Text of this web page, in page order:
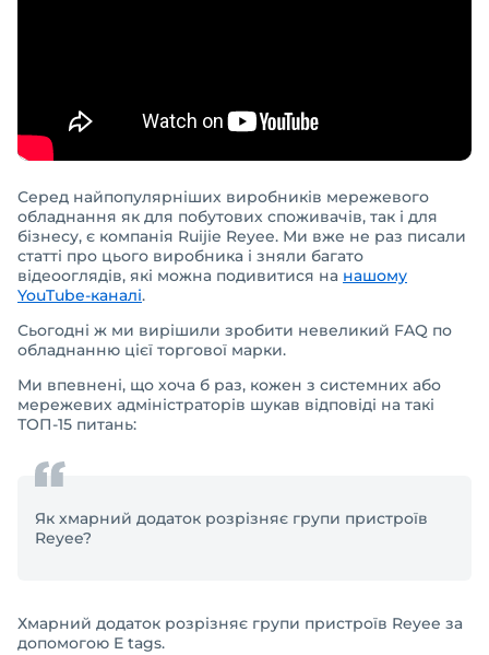
Серед найпопулярніших виробників мережевого
обладнання як для побутових споживачів, так і для
бізнесу, є компанія Ruijie Reyee. Ми вже не раз писали
статті про цього виробника і зняли багато
відеооглядів, які можна подивитися на нашому
YouTube-каналі.
Сьогодні ж ми вирішили зробити невеликий FAQ по
обладнанню цієї торгової марки.
Ми впевнені, що хоча б раз, кожен з системних або
мережевих адміністраторів шукав відповіді на такі
ТОП-15 питань:
Як хмарний додаток розрізняє групи пристроїв
Reyee?
Хмарний додаток розрізняє групи пристроїв Reyee за
допомогою E tags.